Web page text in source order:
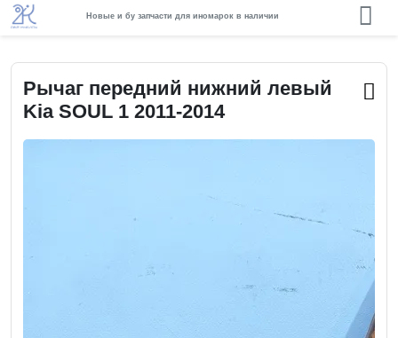
Новые и бу запчасти для иномарок в наличии
Рычаг передний нижний левый
Kia SOUL 1 2011-2014